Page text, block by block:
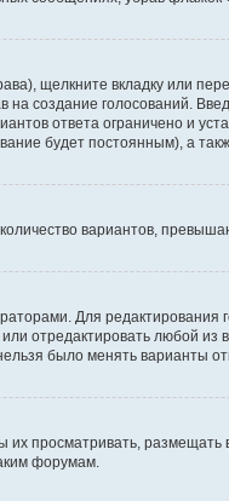
щелкните вкладку или
создание голосований.
ответа ограничено и
будет постоянным), а
вариантов,
Для
отредактировать любой
было менять варианты
просматривать,
форумам.